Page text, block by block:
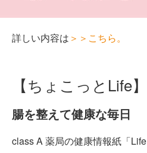
詳しい内容は ＞＞こちら。
【ちょこっとLife】
腸を整えて健康な毎日
class A 薬局の健康情報紙「